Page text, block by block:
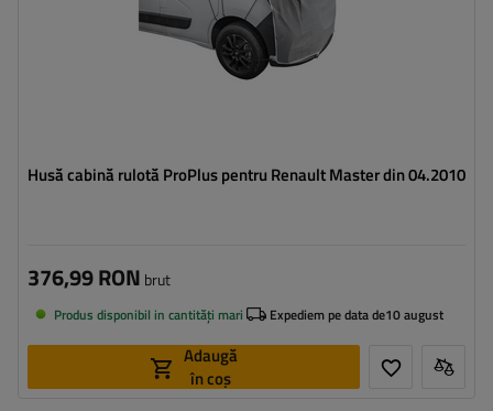
Husă cabină rulotă ProPlus pentru Renault Master din 04.2010
376,99 RON brut
Produs disponibil in cantități mari Expediem pe data de10 august
Adaugă
în coș